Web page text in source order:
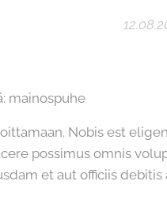
mainospuhe
Nobis est
possimus omnis
et aut officiis debitis